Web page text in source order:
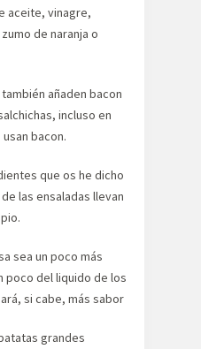
aceite, vinagre,
de naranja o
añaden bacon
incluso en
bacon.
que os he dicho
las ensaladas llevan
sea un poco más
poco del liquido de los
si cabe, más sabor
grandes